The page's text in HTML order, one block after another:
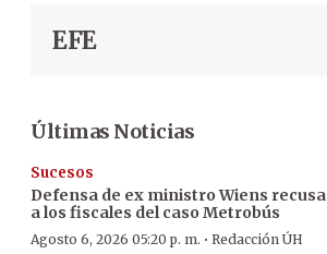
EFE
Últimas Noticias
Sucesos
Defensa de ex ministro Wiens recusa
a los fiscales del caso Metrobús
Agosto 6, 2026 05:20 p. m. · Redacción ÚH